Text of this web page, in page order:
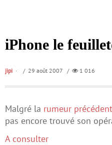
iPhone le
jipi / 29 août 2007 / 1 016
Malgré la rumeur
pas encore trouvé son
A consulter